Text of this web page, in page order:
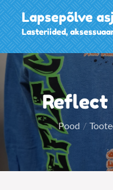
Skip
to
content
Lapsepõlve
Lasteriided,
Reflect
Pood